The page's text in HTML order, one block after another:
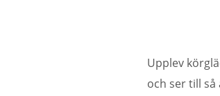
Upplev
och ser till